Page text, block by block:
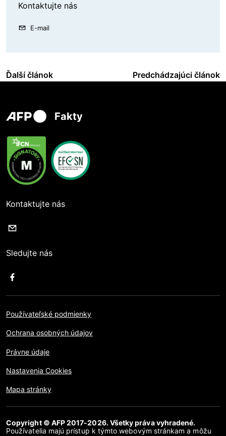
Kontaktujte nás
E-mail
Ďalší článok Predchádzajúci článok
Fakty
Kontaktujte nás
Sledujte nás
Používateľské podmienky
Ochrana osobných údajov
Právne údaje
Nastavenia Cookies
Mapa stránky
Copyright © AFP 2017-2026. Všetky práva vyhradené.
Používatelia majú prístup k týmto webovým stránkam a môžu